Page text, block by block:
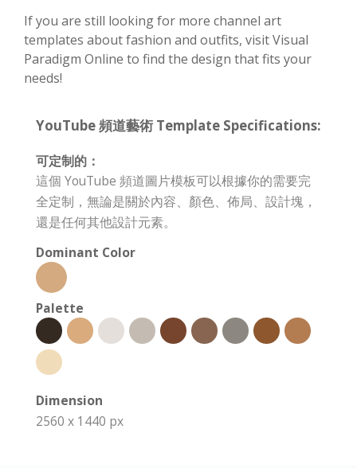
If you are still looking for more channel art
templates about fashion and outfits, visit Visual
Paradigm Online to find the design that fits your
needs!
YouTube 頻道藝術 Template Specifications:
可定制的：
這個 YouTube 頻道圖片模板可以根據你的需要完
全定制，無論是關於內容、顏色、佈局、設計塊，
還是任何其他設計元素。
Dominant Color
Palette
Dimension
2560 x 1440 px